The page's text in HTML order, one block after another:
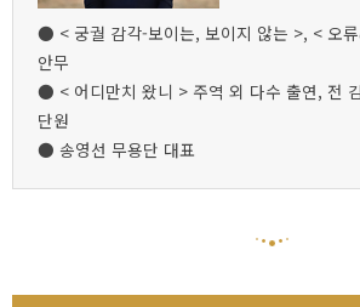
● < 궁궐 감각-보이는, 보이지 않는 >, < 오
안무
● < 어디만치 왔니 > 주역 외 다수 출연, 전
단원
● 송영선 무용단 대표